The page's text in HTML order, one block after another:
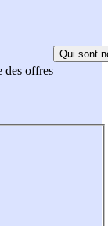
des offres
Qui sont